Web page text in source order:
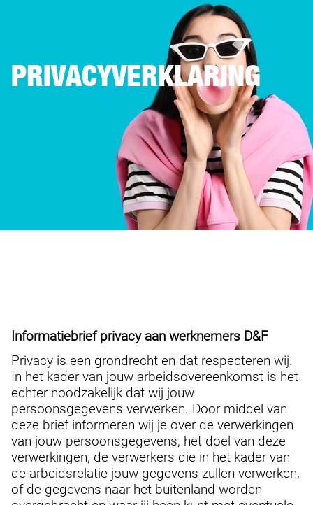
PRIVACYVERKLARING
Informatiebrief privacy aan werknemers D&F
Privacy is een grondrecht en dat respecteren wij.
In het kader van jouw arbeidsovereenkomst is het
echter noodzakelijk dat wij jouw
persoonsgegevens verwerken. Door middel van
deze brief informeren wij je over de verwerkingen
van jouw persoonsgegevens, het doel van deze
verwerkingen, de verwerkers die in het kader van
de arbeidsrelatie jouw gegevens zullen verwerken,
of de gegevens naar het buitenland worden